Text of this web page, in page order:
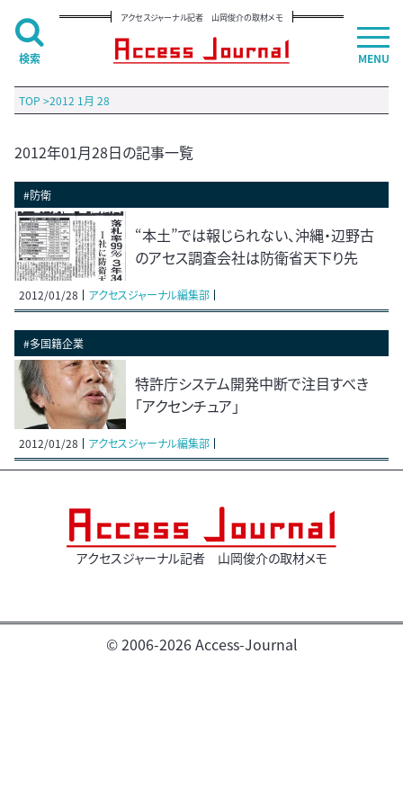
アクセスジャーナル記者 山岡俊介の取材メモ
TOP >2012 1月 28
2012年01月28日の記事一覧
#防衛
“本土”では報じられない、沖縄・辺野古
のアセス調査会社は防衛省天下り先
2012/01/28 アクセスジャーナル編集部
#多国籍企業
特許庁システム開発中断で注目すべき
「アクセンチュア」
2012/01/28 アクセスジャーナル編集部
アクセスジャーナル記者 山岡俊介の取材メモ
© 2006-2026 Access-Journal
MENU
検索